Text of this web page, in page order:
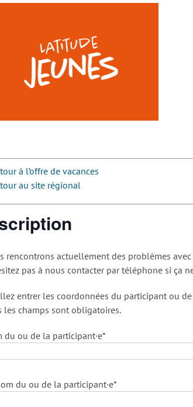
à l’offre de vacances
au site régional
rencontrons actuellement des problèmes
pas à nous contacter par téléphone si ça
entrer les coordonnées du participant ou
les champs sont obligatoires.
du ou de la participant·e*
du ou de la participant·e*